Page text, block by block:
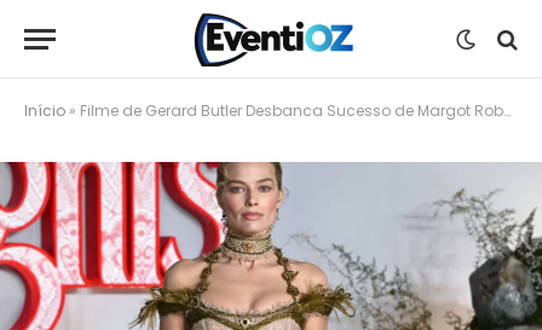
Início » Filme de Gerard Butler Desbanca Sucesso de Margot Robbie no HBO Max